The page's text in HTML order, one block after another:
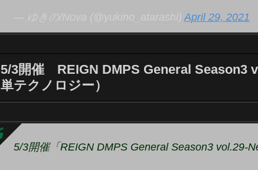
— ゆきの/Nova (@yukino_atarashi)April 29, 2021
5/3開催 REIGN DMPS General Season3
単テクノロジー）
5/3開催「REIGN DMPS General Season3 vol.29-